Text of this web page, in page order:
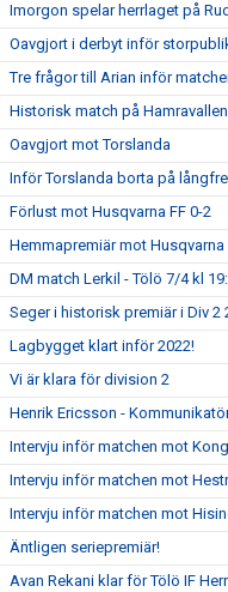
Imorgon spelar herrlaget på
Oavgjort i derbyt inför
Tre frågor till Arian inför
Historisk match på
Oavgjort mot Torslanda
Inför Torslanda borta på
Förlust mot Husqvarna FF 0-2
Hemmapremiär mot Husqvarna
DM match Lerkil - Tölö 7/4 kl
Seger i historisk premiär i Div 2
Lagbygget klart inför 2022!
Vi är klara för division 2
Henrik Ericsson -
Intervju inför matchen mot
Intervju inför matchen mot
Intervju inför matchen mot
Äntligen seriepremiär!
Avan Rekani klar för Tölö IF